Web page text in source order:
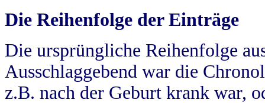
Die Reihenfolge der Einträge
Die ursprüngliche Reihenfolge
Ausschlaggebend war die
z.B. nach der Geburt krank war,